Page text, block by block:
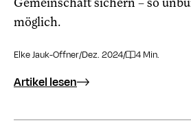
möglich.
Elke Jauk-Offner/Dez. 2024/ 4 Min.
Artikel lesen